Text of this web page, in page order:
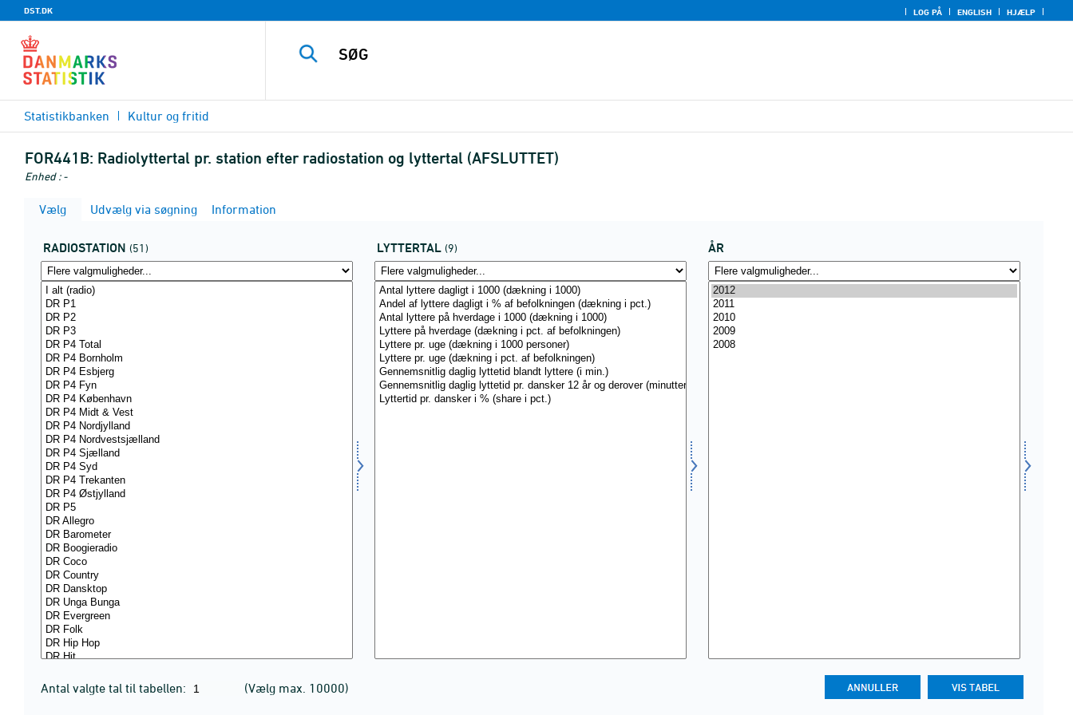
DST.DK LOG PÅ ENGLISH HJÆLP
Statistikbanken Kultur og fritid
FOR441B: Radiolyttertal pr. station efter radiostation og lyttertal (AFSLUTTET)
Enhed : -
Vælg Udvælg via søgning Information
RADIOSTATION (51) LYTTERTAL (9) ÅR
Antal valgte tal til tabellen: (Vælg max. 10000)